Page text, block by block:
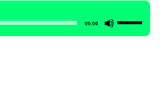
00:00
Gebruik
Omhoog/